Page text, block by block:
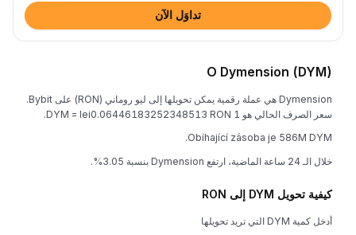
تداوَل الآن
O Dymension (DYM)
Dymension هي عملة رقمية يمكن تحويلها إلى ليو روماني (RON) على Bybit.
سعر الصرف الحالي هو 1 DYM = lei0.06446183252348513 RON.
Obíhající zásoba je 586M DYM.
خلال الـ 24 ساعة الماضية، ارتفع Dymension بنسبة 3.05%.
كيفية تحويل DYM إلى RON
أدخل كمية DYM التي تريد تحويلها